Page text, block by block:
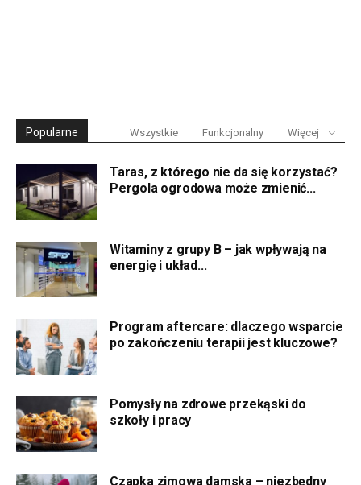
Popularne Wszystkie Funkcjonalny Więcej
Taras, z którego nie da się korzystać?
Pergola ogrodowa może zmienić...
Witaminy z grupy B – jak wpływają na
energię i układ...
Program aftercare: dlaczego wsparcie
po zakończeniu terapii jest kluczowe?
Pomysły na zdrowe przekąski do
szkoły i pracy
Czapka zimowa damska – niezbędny